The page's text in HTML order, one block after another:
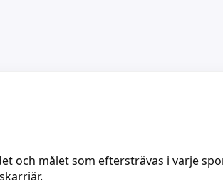
och målet som eftersträvas i varje